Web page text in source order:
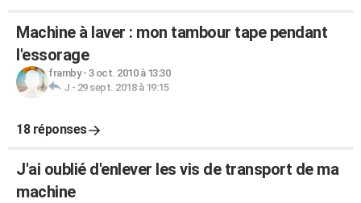
Machine à laver : mon tambour tape pendant
l'essorage
framby- 3 oct. 2010 à 13:30
J - 29 sept. 2018 à 19:15
18 réponses
J'ai oublié d'enlever les vis de transport de ma
machine